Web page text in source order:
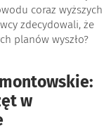
coraz wyższych
zdecydowali, że
planów wyszło?
w